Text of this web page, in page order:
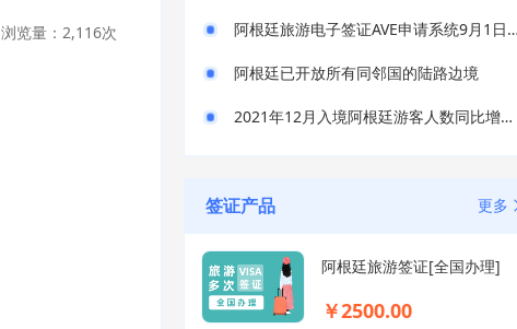
浏览量：2,116次 阿根廷旅游电子签证AVE
阿根廷已开放所有同邻国的陆路边境
2021年12月入境阿根廷游客人数同比增长约339%
签证产品 更多
阿根廷旅游签证[全国办理]
￥2500.00